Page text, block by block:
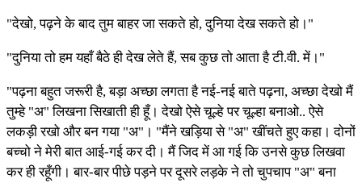
"देखो, पढ़ने के बाद तुम बाहर जा सकते हो, दुनिया देख सकते हो।"
"दुनिया तो हम यहाँ बैठे ही देख लेते हैं, सब कुछ तो आता है टी.वी. में।"
"पढ़ना बहुत जरूरी है, बड़ा अच्छा लगता है नई-नई बाते पढ़ना, अच्छा देखो मैं
तुम्हे "अ" लिखना सिखाती ही हूँ। देखो ऐसे चूल्हे पर चूल्हा बनाओ.. ऐसे
लकड़ी रखो और बन गया "अ"। "मैंने खड़िया से "अ" खींचते हुए कहा। दोनों
बच्चो ने मेरी बात आई-गई कर दी। मैं जिद में आ गई कि उनसे कुछ लिखवा
कर ही रहूँगी। बार-बार पीछे पड़ने पर दूसरे लड़के ने तो चुपचाप "अ" बना